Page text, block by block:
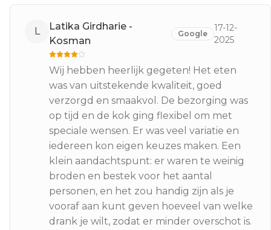
L
Latika Girdharie -
Kosman
Google
17-12-
2025
Wij hebben heerlijk gegeten! Het eten
was van uitstekende kwaliteit, goed
verzorgd en smaakvol. De bezorging was
op tijd en de kok ging flexibel om met
speciale wensen. Er was veel variatie en
iedereen kon eigen keuzes maken. Een
klein aandachtspunt: er waren te weinig
broden en bestek voor het aantal
personen, en het zou handig zijn als je
vooraf aan kunt geven hoeveel van welke
drank je wilt, zodat er minder overschot is.